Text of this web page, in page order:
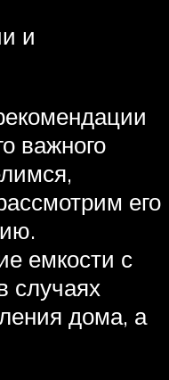
и
важного
его
емкости с
случаях
дома, а